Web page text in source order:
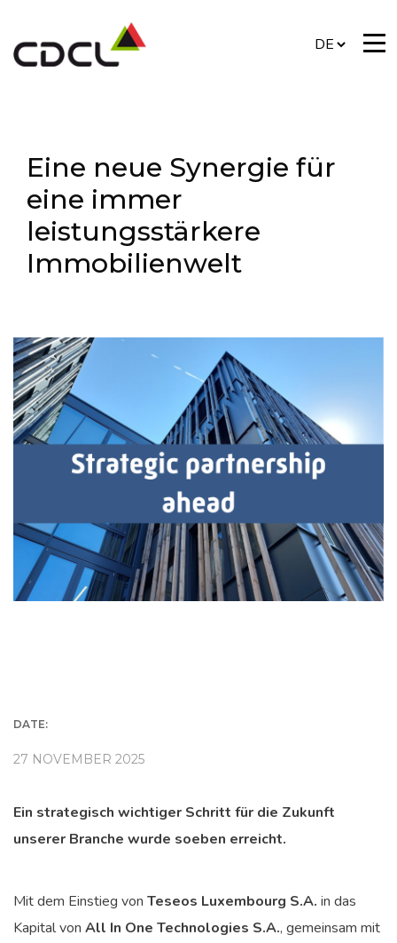
Eine neue Synergie für
eine immer
leistungsstärkere
Immobilienwelt
DATE:
27 NOVEMBER 2025
Ein strategisch wichtiger Schritt für die Zukunft
unserer Branche wurde soeben erreicht.
Mit dem Einstieg von Teseos Luxembourg S.A. in das
Kapital von All In One Technologies S.A., gemeinsam mit